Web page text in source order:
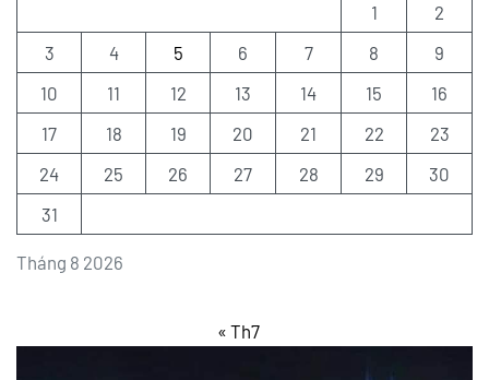
Tháng 8 2026
1
2
3
4 5 6 7 8
9
10
11 12 13 14 15
16
17
18 19 20 21 22
23
24
25 26 27 28 29
30
31
« Th7